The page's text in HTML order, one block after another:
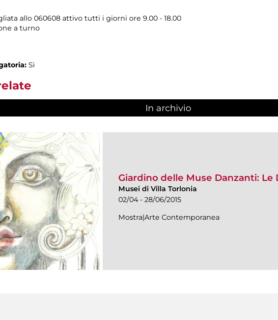
allo 060608 attivo tutti i giorni ore 9.00 - 18.00
a turno
Sì
In archivio
Giardino delle Muse Danzanti: Le
Musei di Villa Torlonia
02/04 - 28/06/2015
Mostra|Arte Contemporanea